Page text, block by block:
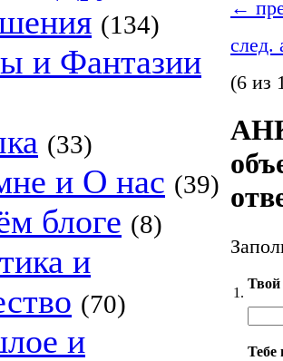
(134)
и Фантазии
(33)
и О нас (39)
блоге (8)
и
(70)
и
←
след.
(6 из
1.
Твой
Тебе